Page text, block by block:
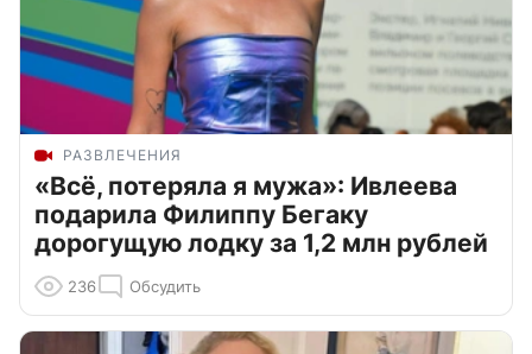
РАЗВЛЕЧЕНИЯ
«Всё, потеряла я мужа»: Ивлеева
подарила Филиппу Бегаку
дорогущую лодку за 1,2 млн рублей
236 Обсудить